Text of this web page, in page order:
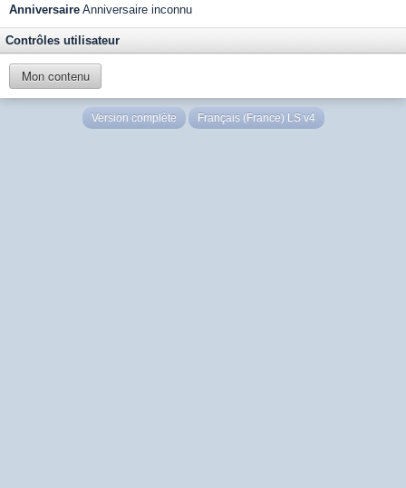
Anniversaire Anniversaire inconnu
Contrôles utilisateur
Mon contenu
Version complète Français (France) LS v4